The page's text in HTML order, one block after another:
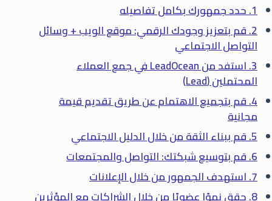
1. حدد جمهورك بكامل تفاصيله
2. قم بتعزيز وجودك الرقمي: موقع الويب + وسائل
التواصل الاجتماعي
3. استفد من LeadOcean في جمع العملاء
المحتملين (Lead)
4. قم بتجميع الاهتمام عن طريق تقديم قيمة
مجانية
5. قم ببناء الثقة من خلال الدليل الاجتماعي
6. قم بتوسيع شبكتك: التواصل والمجتمعات
7. استهدف الجمهور من خلال الإعلانات
8. حقق نموًا عضويًا من خلال الشراكات مع المؤثرين